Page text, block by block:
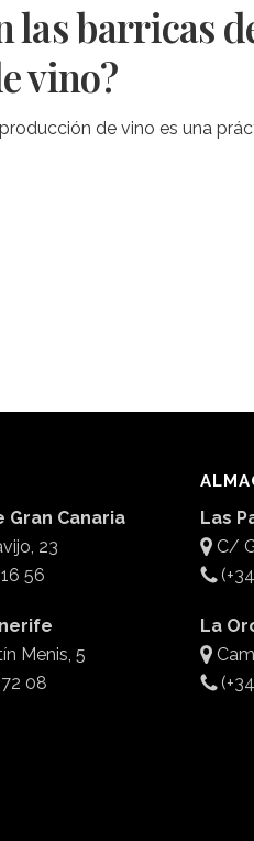
las barricas
vino?
de vino es una
Gran Canaria
23
56
Menis, 5
08
Las
C/
La